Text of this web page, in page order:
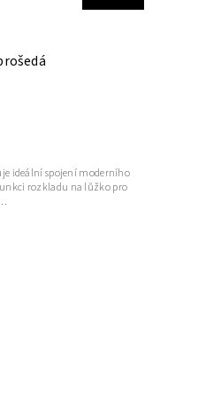
ideální spojení moderního
rozkladu na lůžko pro